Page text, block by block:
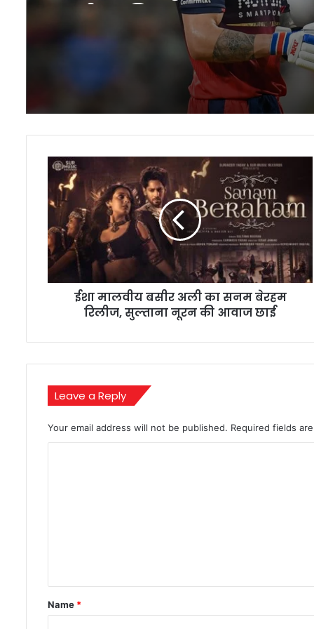
चर्चा का विषय
ईशा
मालवीय
बसीर
अली
सनम
बेरहम
रिलीज,
सुल्ताना
छाई
ईशा मालवीय बसीर अली का सनम बेरहम
रिलीज, सुल्ताना नूरन की आवाज छाई
Leave a Reply
Your email address will not be published. Required fields
*
Name *